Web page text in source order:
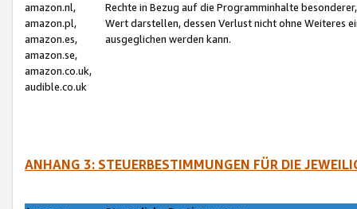
amazon.nl,
amazon.pl,
amazon.es,
amazon.se,
amazon.co.uk,
audible.co.uk
Rechte in Bezug auf die Programminhalte
Wert darstellen, dessen Verlust nicht ohne Weiteres
ausgeglichen werden kann.
ANHANG 3: STEUERBESTIMMUNGEN FÜR DIE